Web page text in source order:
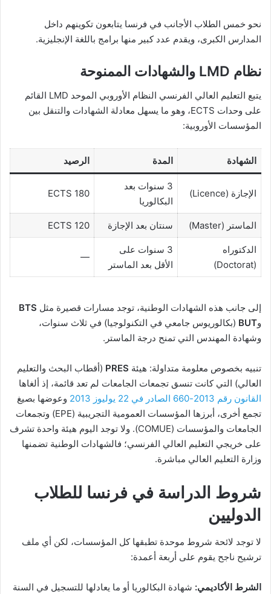
نحو خمس الطلاب الأجانب في فرنسا يتابعون تكوينهم داخل
المدارس الكبرى، ويقدم عدد كبير منها برامج باللغة الإنجليزية.
نظام LMD والشهادات الممنوحة
يتبع التعليم العالي الفرنسي النظام الأوروبي الموحد LMD القائم
على وحدات ECTS، وهو ما يسهل معادلة الشهادات والتنقل بين
المؤسسات الأوروبية:
الشهادة المدة الرصيد
الإجازة (Licence)
3 سنوات بعد
البكالوريا
180 ECTS
الماستر (Master) سنتان بعد الإجازة 120 ECTS
الدكتوراه
(Doctorat)
3 سنوات على
الأقل بعد الماستر
—
إلى جانب هذه الشهادات الوطنية، توجد مسارات قصيرة مثل BTS
وBUT (بكالوريوس جامعي في التكنولوجيا) في ثلاث سنوات،
وشهادة المهندس التي تمنح درجة الماستر.
تنبيه بخصوص معلومة متداولة: هيئة PRES (أقطاب البحث والتعليم
العالي) التي كانت تنسق تجمعات الجامعات لم تعد قائمة، إذ ألغاها
القانون رقم 2013-660 الصادر في 22 يوليوز 2013
وعوضها بصيغ
تجمع أخرى، أبرزها المؤسسات العمومية التجريبية (EPE) وتجمعات
الجامعات والمؤسسات (COMUE). ولا توجد اليوم هيئة واحدة تشرف
على خريجي التعليم العالي الفرنسي؛ فالشهادات الوطنية تضمنها
وزارة التعليم العالي مباشرة.
شروط الدراسة في فرنسا للطلاب
الدوليين
لا توجد لائحة شروط موحدة تطبقها كل المؤسسات، لكن أي ملف
ترشيح ناجح يقوم على أربعة أعمدة:
الشرط الأكاديمي: شهادة البكالوريا أو ما يعادلها للتسجيل في السنة